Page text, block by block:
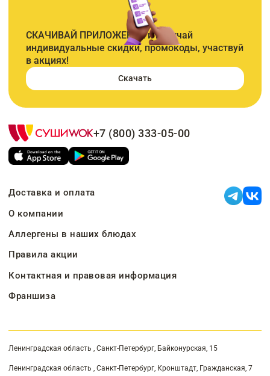
СКАЧИВАЙ ПРИЛОЖЕНИЕ и получай
индивидуальные скидки, промокоды, участвуй
в акциях!
Скачать
+7 (800) 333-05-00
Доставка и оплата
О компании
Аллергены в наших блюдах
Правила акции
Контактная и правовая информация
Франшиза
Ленинградская область , Санкт-Петербург, Байконурская, 15
Ленинградская область , Санкт-Петербург, Кронштадт, Гражданская, 7